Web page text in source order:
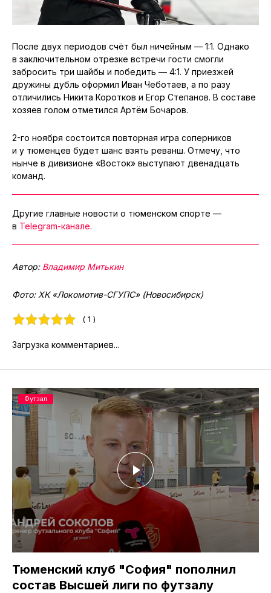
После двух периодов счёт был ничейным — 1:1. Однако
в заключительном отрезке встречи гости смогли
забросить три шайбы и победить — 4:1. У приезжей
дружины дубль оформил Иван Чеботаев, а по разу
отличились Никита Коротков и Егор Степанов. В составе
хозяев голом отметился Артём Бочаров.
2-го ноября состоится повторная игра соперников
и у тюменцев будет шанс взять реванш. Отмечу, что
нынче в дивизионе «Восток» выступают двенадцать
команд.
Другие главные новости о тюменском спорте —
в Telegram-канале.
Автор: Владимир Митькин
Фото: ХК «Локомотив-СГУПС» (Новосибирск)
( 1 )
Загрузка комментариев...
Тюменский клуб "София" пополнил
состав Высшей лиги по футзалу
Футзал